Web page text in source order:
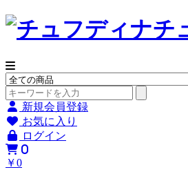
新規会員登録
お気に入り
ログイン
0
￥0